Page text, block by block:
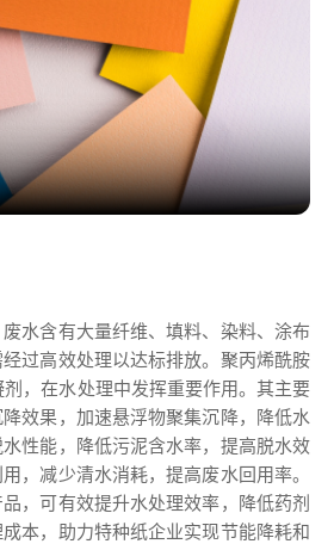
水含有大量纤维、填料、染料、涂布
过高效处理以达标排放。聚丙烯酰胺
剂，在水处理中发挥重要作用。其主要
效果，加速悬浮物聚集沉降，降低水
性能，降低污泥含水率，提高脱水效
，减少清水消耗，提高废水回用率。
，可有效提升水处理效率，降低药剂
本，助力特种纸企业实现节能降耗和